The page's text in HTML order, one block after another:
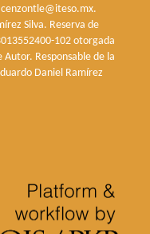
Silva. Reserva de
102 otorgada
Responsable de la
Daniel Ramírez